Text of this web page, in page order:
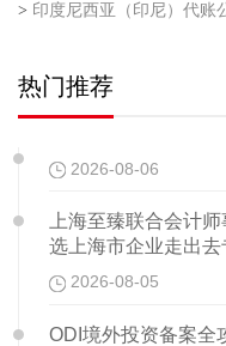
> 印度尼西亚（印尼）代账
热门推荐
2026-08-06
上海至臻联合会计
选上海市企业走出
2026-08-05
ODI境外投资备案全